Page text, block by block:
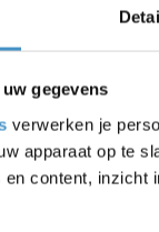
gegevens
verwerken je
apparaat op te
en content,